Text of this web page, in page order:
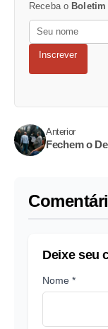
Receba o
Inscrever
Anterior
Fechem o
Deixe seu
Nome *